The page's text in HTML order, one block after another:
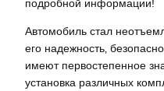
подробной информации!
Автомобиль стал
его надежность‚
имеют первостепенное
установка различных